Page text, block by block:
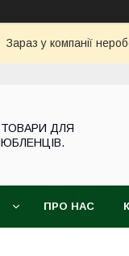
Зараз у компанії
ТОВАРИ ДЛЯ
ПРО НАС